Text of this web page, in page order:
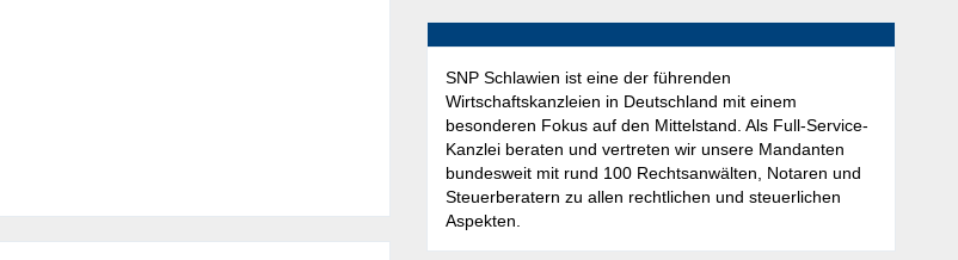
SNP Schlawien ist eine der führenden
Wirtschaftskanzleien in Deutschland mit einem
besonderen Fokus auf den Mittelstand. Als Full-Service-
Kanzlei beraten und vertreten wir unsere Mandanten
bundesweit mit rund 100 Rechtsanwälten, Notaren und
Steuerberatern zu allen rechtlichen und steuerlichen
Aspekten.